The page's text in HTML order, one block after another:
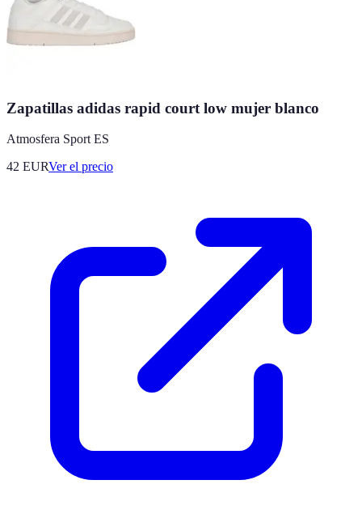
Zapatillas adidas rapid court low mujer blanco
Atmosfera Sport ES
42 EURVer el precio